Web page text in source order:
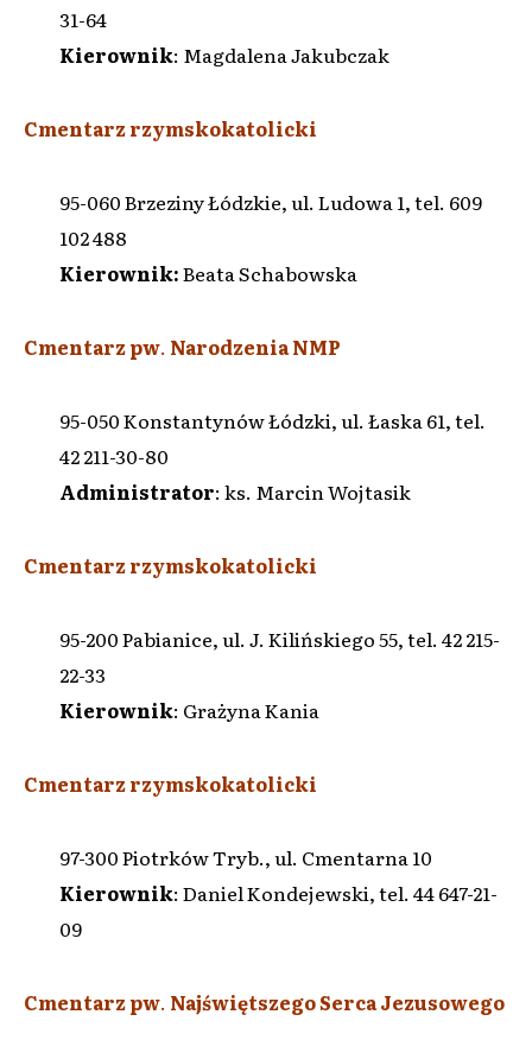
31-64
Kierownik: Magdalena Jakubczak
Cmentarz rzymskokatolicki
95-060 Brzeziny Łódzkie, ul. Ludowa 1, tel. 609
102 488
Kierownik:Beata Schabowska
Cmentarz pw. Narodzenia NMP
95-050 Konstantynów Łódzki, ul. Łaska 61, tel.
42 211-30-80
Administrator: ks. Marcin Wojtasik
Cmentarz rzymskokatolicki
95-200 Pabianice, ul. J. Kilińskiego 55, tel. 42 215-
22-33
Kierownik: Grażyna Kania
Cmentarz rzymskokatolicki
97-300 Piotrków Tryb., ul. Cmentarna 10
Kierownik: Daniel Kondejewski, tel. 44 647-21-
09
Cmentarz pw. Najświętszego Serca Jezusowego